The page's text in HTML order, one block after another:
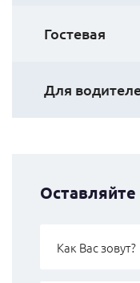
Гостевая
Для
Оставляйте